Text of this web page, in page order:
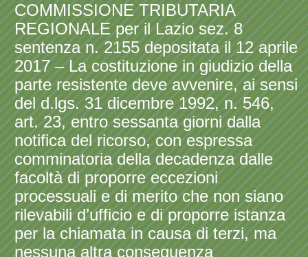
COMMISSIONE TRIBUTARIA
REGIONALE per il Lazio sez. 8
sentenza n. 2155 depositata il 12 aprile
2017 – La costituzione in giudizio della
parte resistente deve avvenire, ai sensi
del d.lgs. 31 dicembre 1992, n. 546,
art. 23, entro sessanta giorni dalla
notifica del ricorso, con espressa
comminatoria della decadenza dalle
facoltà di proporre eccezioni
processuali e di merito che non siano
rilevabili d’ufficio e di proporre istanza
per la chiamata in causa di terzi, ma
nessuna altra conseguenza